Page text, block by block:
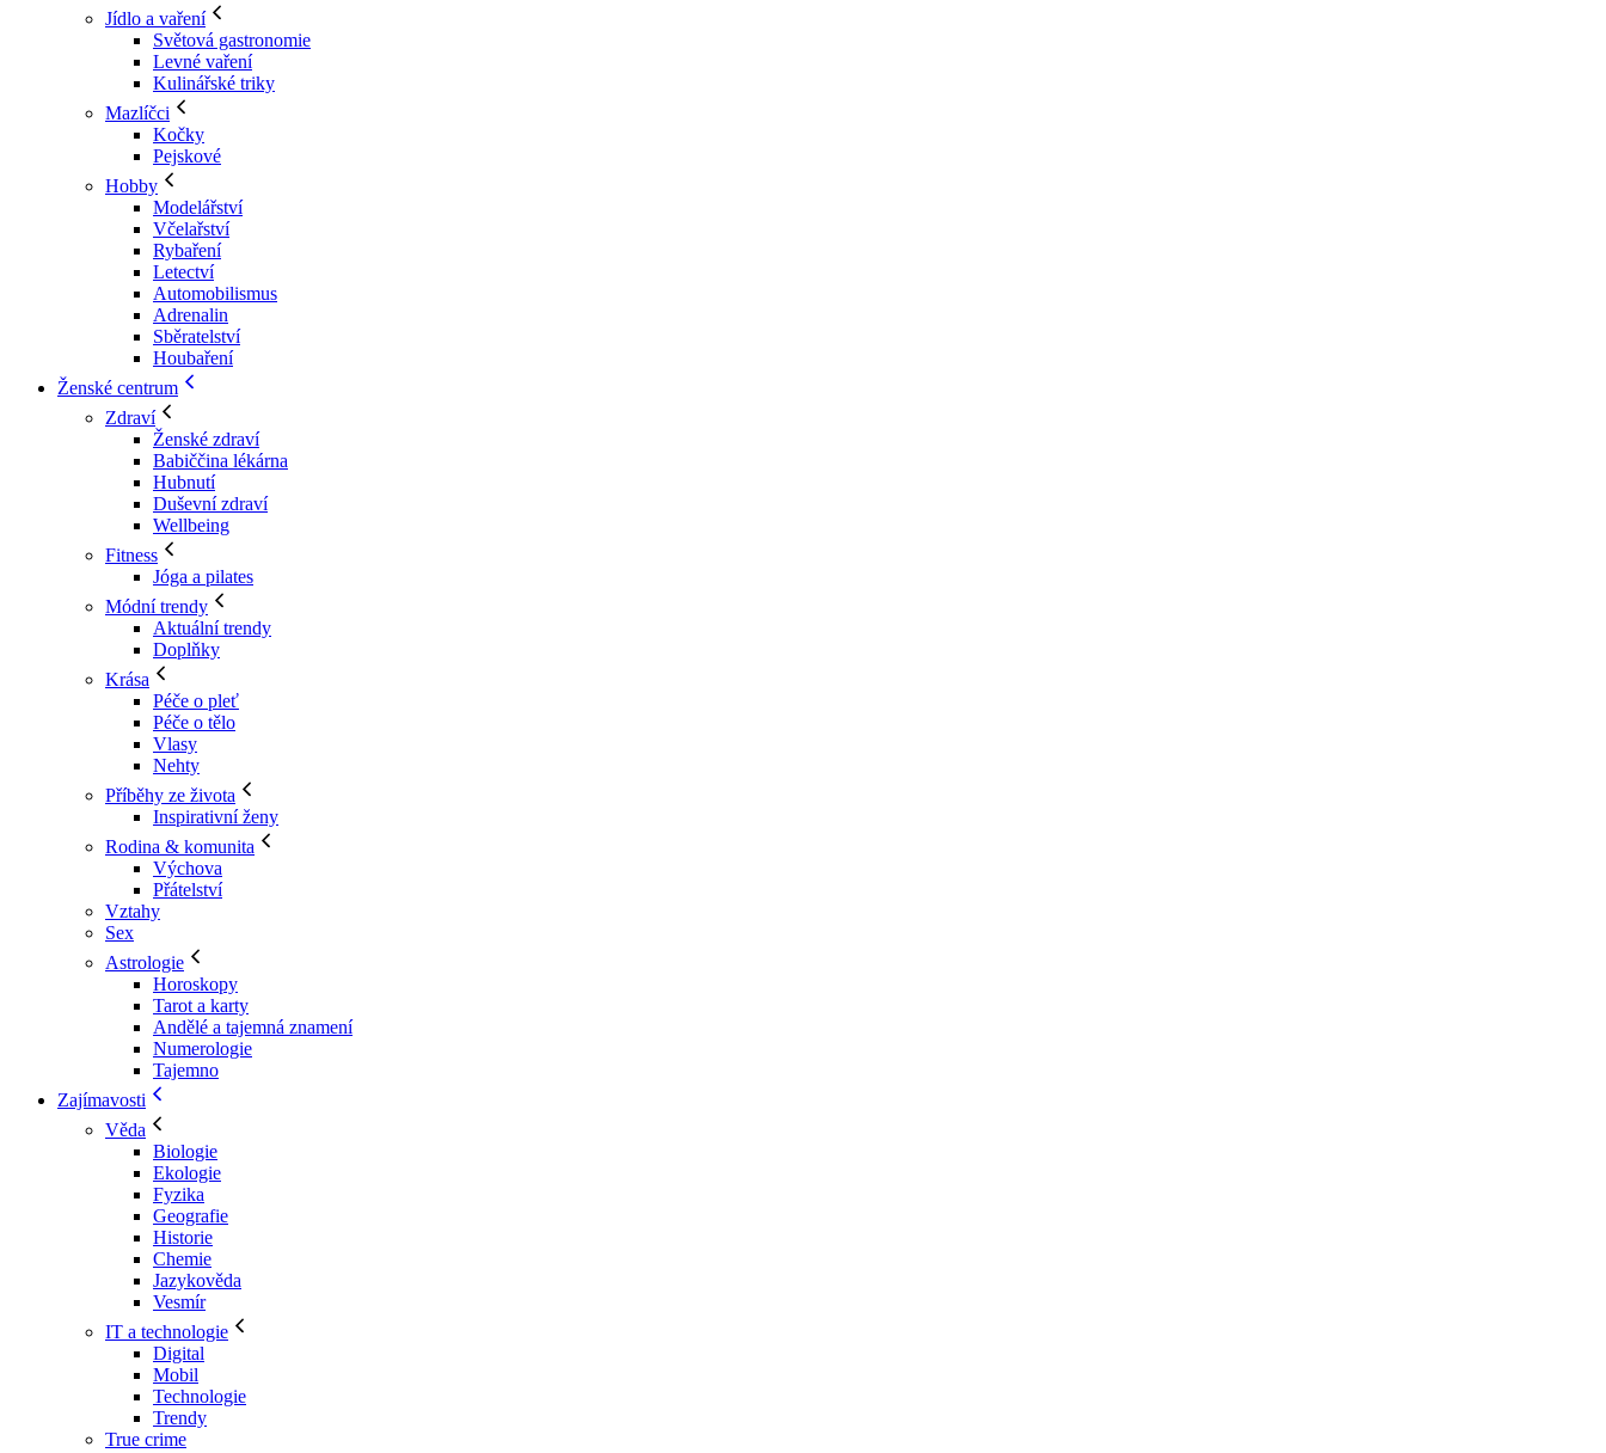
Jídlo a vaření
Světová gastronomie
Levné vaření
Kulinářské triky
Mazlíčci
Kočky
Pejskové
Hobby
Modelářství
Včelařství
Rybaření
Letectví
Automobilismus
Adrenalin
Sběratelství
Houbaření
Ženské centrum
Zdraví
Ženské zdraví
Babiččina lékárna
Hubnutí
Duševní zdraví
Wellbeing
Fitness
Jóga a pilates
Módní trendy
Aktuální trendy
Doplňky
Krása
Péče o pleť
Péče o tělo
Vlasy
Nehty
Příběhy ze života
Inspirativní ženy
Rodina & komunita
Výchova
Přátelství
Vztahy
Sex
Astrologie
Horoskopy
Tarot a karty
Andělé a tajemná znamení
Numerologie
Tajemno
Zajímavosti
Věda
Biologie
Ekologie
Fyzika
Geografie
Historie
Chemie
Jazykověda
Vesmír
IT a technologie
Digital
Mobil
Technologie
Trendy
True crime